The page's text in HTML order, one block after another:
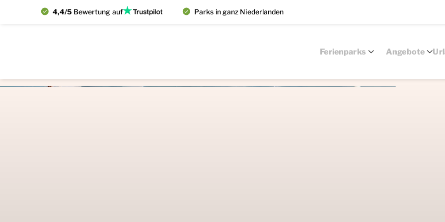
4,4/5 Bewertung auf Parks in ganz Niederlanden
Ferienparks Angebote